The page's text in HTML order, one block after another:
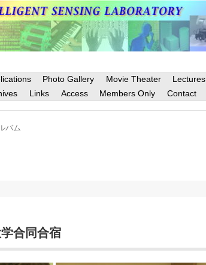
Photo Gallery Movie Theater
Lectures
Links Access Members Only Contact
バム
合同合宿